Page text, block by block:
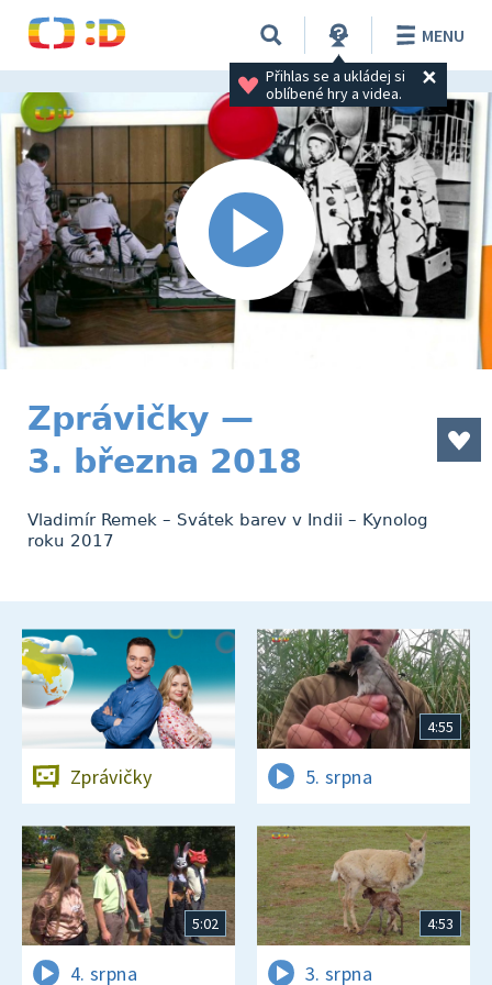
Přihlas se a ukládej si
oblíbené hry a videa.
MENU
Zprávičky —
3. března 2018
Vladimír Remek – Svátek barev v Indii – Kynolog
roku 2017
Zprávičky
4:55
5. srpna
5:02
4. srpna
4:53
3. srpna